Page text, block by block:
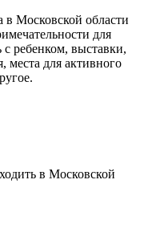
Московской области
для
ребенком, выставки,
места для активного
в Московской